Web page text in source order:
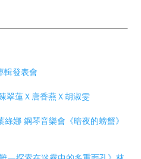
輯發表會
翠蓮Ｘ唐香燕Ｘ胡淑雯
娜 鋼琴音樂會《暗夜的螃蟹》